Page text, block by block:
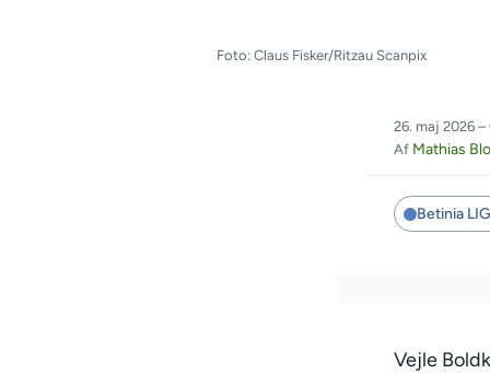
Foto: Claus Fisker/Ritzau Scanpix
26. maj 2026 –
Af Mathias
Betinia
Vejle